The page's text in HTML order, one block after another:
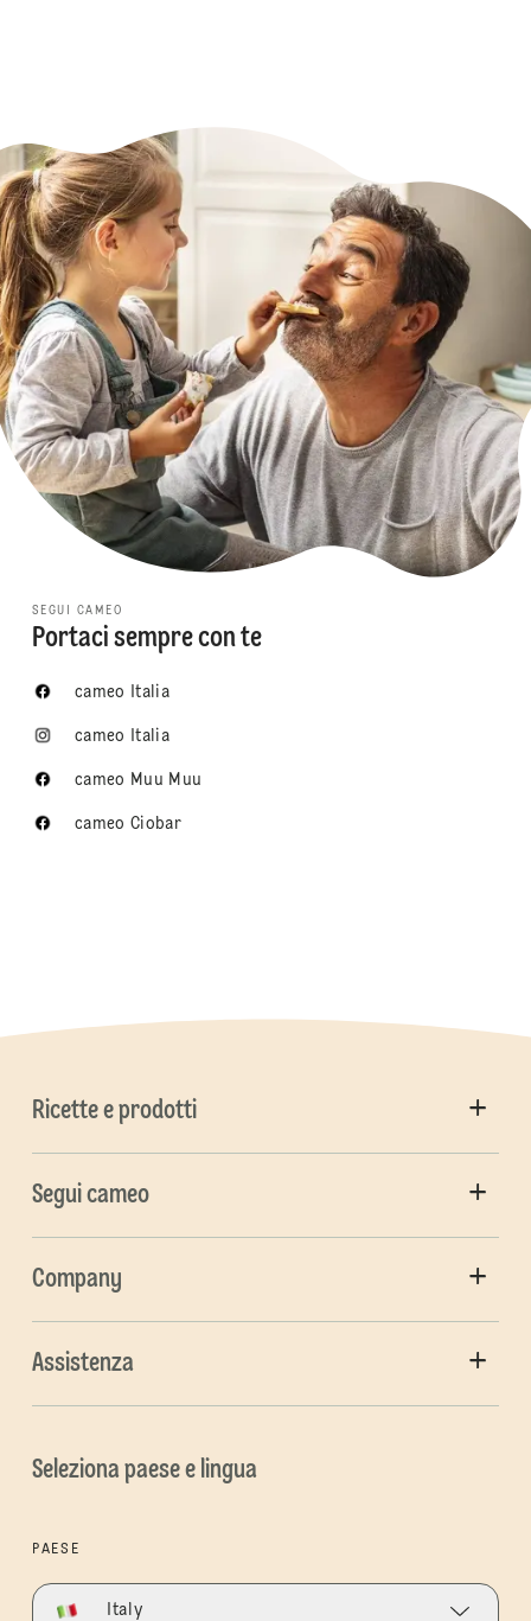
SEGUI CAMEO
Portaci sempre con te
cameo Italia
cameo Italia
cameo Muu Muu
cameo Ciobar
Ricette e prodotti
Segui cameo
Company
Assistenza
Seleziona paese e lingua
PAESE
Italy